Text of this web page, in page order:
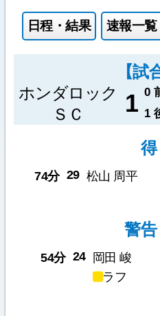
日程・結果 速報一覧
【試
ホンダロック
ＳＣ
1 0
1
74分 29 松山 周平
警
54分 24
岡田 峻
ラフ